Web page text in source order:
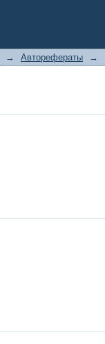
→ Авторефераты →